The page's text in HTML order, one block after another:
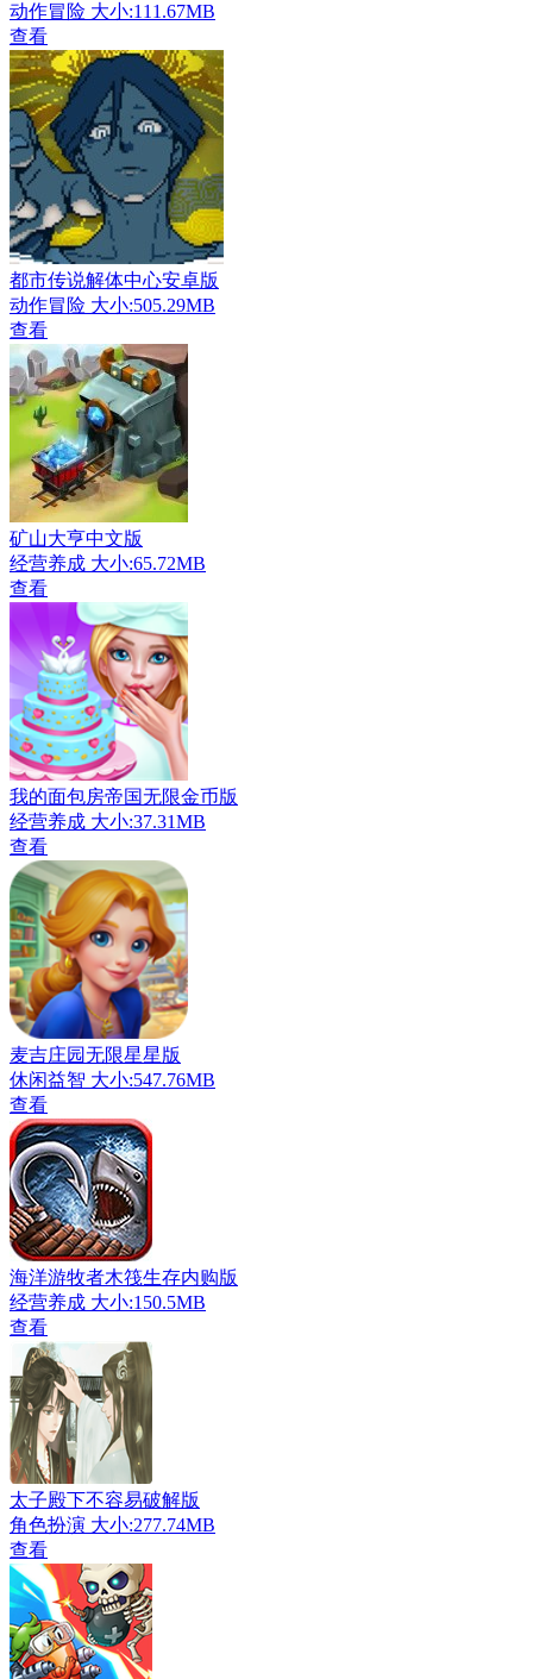
动作冒险 大小:111.67MB
查看
都市传说解体中心安卓版
动作冒险 大小:505.29MB
查看
矿山大亨中文版
经营养成 大小:65.72MB
查看
我的面包房帝国无限金币版
经营养成 大小:37.31MB
查看
麦吉庄园无限星星版
休闲益智 大小:547.76MB
查看
海洋游牧者木筏生存内购版
经营养成 大小:150.5MB
查看
太子殿下不容易破解版
角色扮演 大小:277.74MB
查看